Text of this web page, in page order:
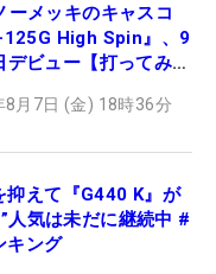
ーメッキのキャスコ
125G High Spin』、9
デビュー【打ってみ
8月7日 (金) 18時36分
抑えて『G440 K』が
気は未だに継続中 #
キング